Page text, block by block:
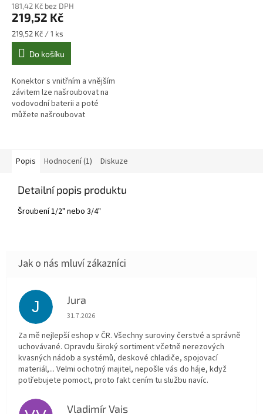
181,42 Kč bez DPH
219,52 Kč
Měrná
cena:
219,52 Kč / 1 ks
Do košíku
Konektor s vnitřním a vnějším
závitem lze našroubovat na
vodovodní baterii a poté
můžete našroubovat
Popis Hodnocení (1) Diskuze
Detailní popis produktu
Šroubení 1/2" nebo 3/4"
J Jura
Hodnocení obchodu je 5 z 5 hvězdiček.
31.7.2026
Za mě nejlepší eshop v ČR. Všechny suroviny čerstvé a správně
uchovávané. Opravdu široký sortiment včetně nerezových
kvasných nádob a systémů, deskové chladiče, spojovací
materiál,... Velmi ochotný majitel, nepošle vás do háje, když
potřebujete pomoct, proto fakt cením tu službu navíc.
Vladimír Vais